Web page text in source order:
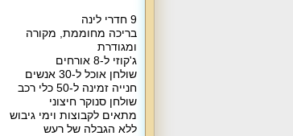
9 חדרי לינה
בריכה מחוממת, מקורה
ומגודרת
ג'קוזי ל-8 אורחים
שולחן אוכל ל-30 אנשים
חנייה זמינה ל-50 כלי רכב
שולחן סנוקר חיצוני
מתאים לקבוצות וימי גיבוש
ללא הגבלה של רעש